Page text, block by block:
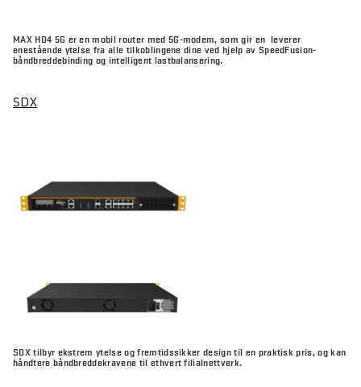
MAX HD4 5G er en mobil router med 5G-modem, som gir en leverer
enestående ytelse fra alle tilkoblingene dine ved hjelp av SpeedFusion-
båndbreddebinding og intelligent lastbalansering.
SDX
SDX tilbyr ekstrem ytelse og fremtidssikker design til en praktisk pris, og kan
håndtere båndbreddekravene til ethvert filialnettverk.